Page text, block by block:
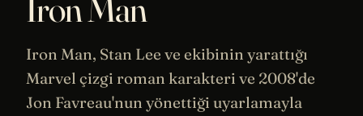
Iron Man
Iron Man, Stan Lee ve ekibinin yarattığı
Marvel çizgi roman karakteri ve 2008'de
Jon Favreau'nun yönettiği uyarlamayla